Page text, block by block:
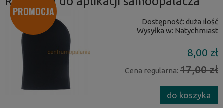
Dostępność: duża ilość
Wysyłka w: Natychmiast
8,00 zł
Cena regularna: 17,00 zł
do koszyka
PROMOCJA